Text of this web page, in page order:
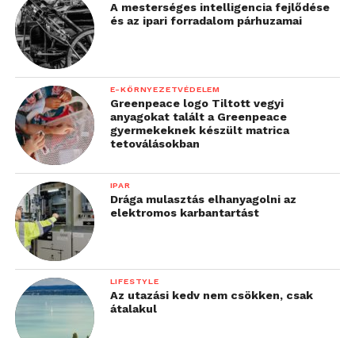
A mesterséges intelligencia fejlődése
és az ipari forradalom párhuzamai
E-KÖRNYEZETVÉDELEM
Greenpeace logo Tiltott vegyi
anyagokat talált a Greenpeace
gyermekeknek készült matrica
tetoválásokban
IPAR
Drága mulasztás elhanyagolni az
elektromos karbantartást
LIFESTYLE
Az utazási kedv nem csökken, csak
átalakul